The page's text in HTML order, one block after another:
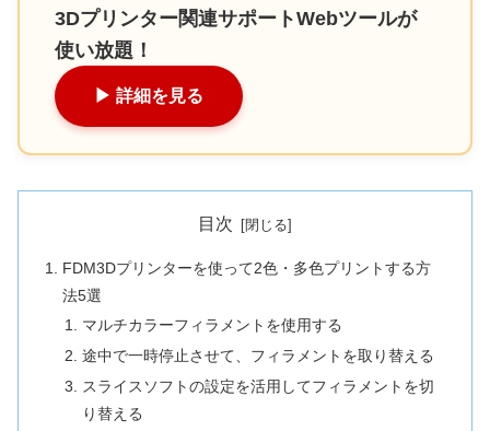
3Dプリンター関連サポートWebツールが
使い放題！
▶︎ 詳細を見る
目次
FDM3Dプリンターを使って2色・多色プリントする方
法5選
マルチカラーフィラメントを使用する
途中で一時停止させて、フィラメントを取り替える
スライスソフトの設定を活用してフィラメントを切
り替える